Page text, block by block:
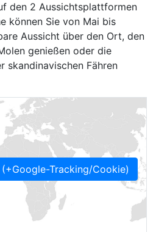
den 2 Aussichtsplattformen
können Sie von Mai bis
Aussicht über den Ort, den
genießen oder die
skandinavischen Fähren
Tracking/Cookie)